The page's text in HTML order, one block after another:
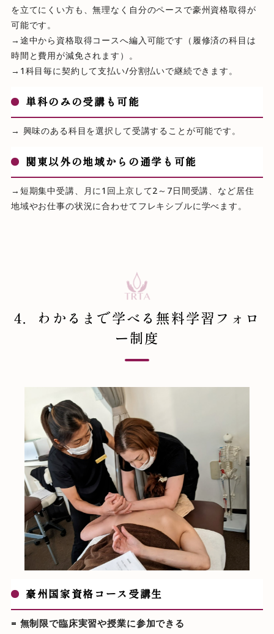
を立てにくい方も、無理なく自分のペースで豪州資格取得が
可能です。
→途中から資格取得コースへ編入可能です（履修済の科目は
時間と費用が減免されます）。
→1科目毎に契約して支払い/分割払いで継続できます。
単科のみの受講も可能
→ 興味のある科目を選択して受講することが可能です。
関東以外の地域からの通学も可能
→短期集中受講、月に1回上京して2～7日間受講、など居住
地域やお仕事の状況に合わせてフレキシブルに学べます。
4．わかるまで学べる無料学習フォロ
ー制度
豪州国家資格コース受講生
= 無制限で臨床実習や授業に参加できる